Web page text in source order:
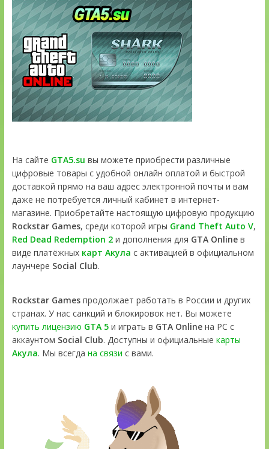
На сайте GTA5.su вы можете приобрести различные
цифровые товары с удобной онлайн оплатой и быстрой
доставкой прямо на ваш адрес электронной почты и вам
даже не потребуется личный кабинет в интернет-
магазине. Приобретайте настоящую цифровую продукцию
Rockstar Games, среди которой игры Grand Theft Auto V,
Red Dead Redemption 2и дополнения для GTA Onlineв
виде платёжных карт Акула с активацией в официальном
лаунчере Social Club.
Rockstar Gamesпродолжает работать в России и других
странах. У нас санкций и блокировок нет. Вы можете
купить лицензию GTA 5и играть в GTA Onlineна PC с
аккаунтом Social Club. Доступны и официальные карты
Акула. Мы всегда на связи с вами.